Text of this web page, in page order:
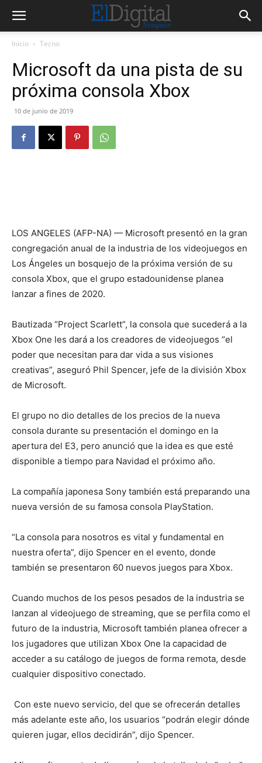
Inicio Tecno
Microsoft da una pista de su
próxima consola Xbox
10 de junio de 2019
LOS ANGELES (AFP-NA) — Microsoft presentó en la gran
congregación anual de la industria de los videojuegos en
Los Ángeles un bosquejo de la próxima versión de su
consola Xbox, que el grupo estadounidense planea
lanzar a fines de 2020.
Bautizada “Project Scarlett”, la consola que sucederá a la
Xbox One les dará a los creadores de videojuegos “el
poder que necesitan para dar vida a sus visiones
creativas”, aseguró Phil Spencer, jefe de la división Xbox
de Microsoft.
El grupo no dio detalles de los precios de la nueva
consola durante su presentación el domingo en la
apertura del E3, pero anunció que la idea es que esté
disponible a tiempo para Navidad el próximo año.
La compañía japonesa Sony también está preparando una
nueva versión de su famosa consola PlayStation.
“La consola para nosotros es vital y fundamental en
nuestra oferta”, dijo Spencer en el evento, donde
también se presentaron 60 nuevos juegos para Xbox.
Cuando muchos de los pesos pesados de la industria se
lanzan al videojuego de streaming, que se perfila como el
futuro de la industria, Microsoft también planea ofrecer a
los jugadores que utilizan Xbox One la capacidad de
acceder a su catálogo de juegos de forma remota, desde
cualquier dispositivo conectado.
Con este nuevo servicio, del que se ofrecerán detalles
más adelante este año, los usuarios “podrán elegir dónde
quieren jugar, ellos decidirán”, dijo Spencer.